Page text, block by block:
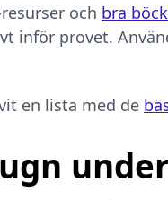
och bra
inför provet.
en lista med de